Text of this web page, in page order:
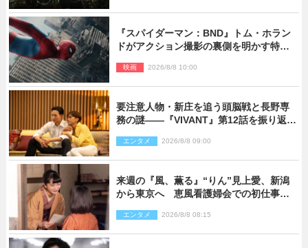
『スパイダーマン：BND』トム・ホラン
ドがアクション撮影の裏側を明かす特別
映画 2026/8/8 10:00
要注意人物・新庄を追う頭脳戦と長野専
務の謎――『VIVANT』第12話を振り返
エンタメ 2026/8/8 09:00
来週の『風、薫る』“りん”見上愛、新潟
から東京へ 恵風看護婦会での初仕事に
エンタメ 2026/8/8 08:15